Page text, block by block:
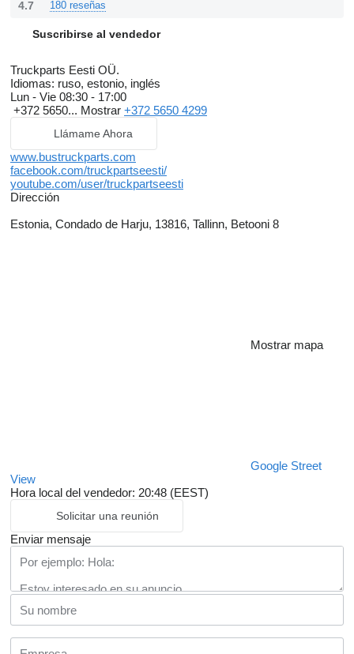
4.7 180 reseñas
Suscribirse al vendedor
Truckparts Eesti OÜ.
Idiomas: ruso, estonio, inglés
Lun - Vie 08:30 - 17:00
+372 5650... Mostrar +372 5650 4299
Llámame Ahora
www.bustruckparts.com
facebook.com/truckpartseesti/
youtube.com/user/truckpartseesti
Dirección
Estonia, Condado de Harju, 13816, Tallinn, Betooni 8
Mostrar mapa
Google Street
View
Hora local del vendedor: 20:48 (EEST)
Solicitar una reunión
Enviar mensaje